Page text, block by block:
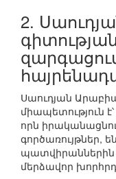
2.
Սաուդյան
միապետություն
որն
գործառույթներ,
պատվիրաններին
մերձավոր